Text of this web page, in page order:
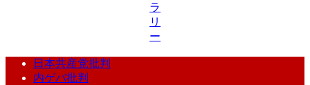
ラ
リ
ー
日本共産党批判
内ゲバ批判